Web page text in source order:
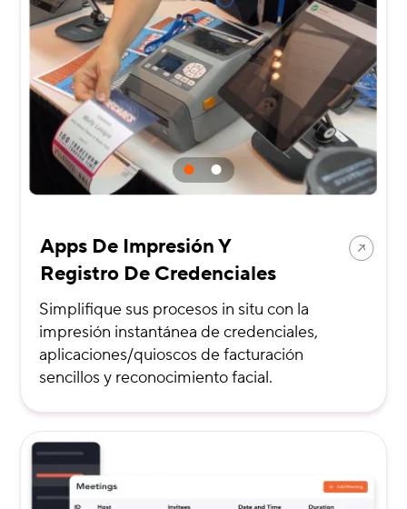
Apps De Impresión Y
Registro De Credenciales
Simplifique sus procesos in situ con la
impresión instantánea de credenciales,
aplicaciones/quioscos de facturación
sencillos y reconocimiento facial.